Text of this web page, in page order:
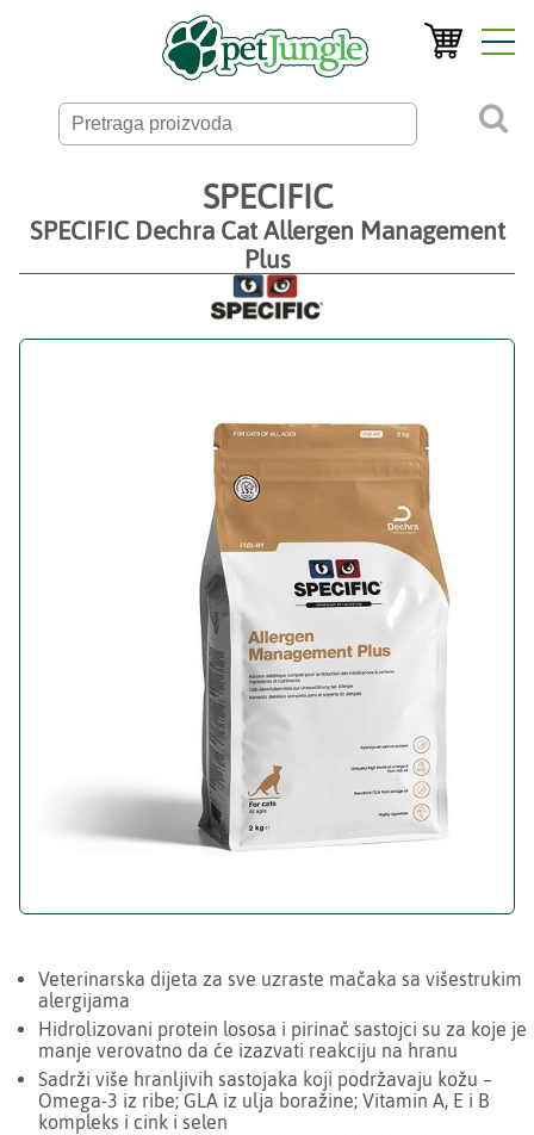
SPECIFIC
SPECIFIC Dechra Cat Allergen Management
Plus
Veterinarska dijeta za sve uzraste mačaka sa višestrukim
alergijama
Hidrolizovani protein lososa i pirinač sastojci su za koje je
manje verovatno da će izazvati reakciju na hranu
Sadrži više hranljivih sastojaka koji podržavaju kožu –
Omega-3 iz ribe; GLA iz ulja boražine; Vitamin A, E i B
kompleks i cink i selen